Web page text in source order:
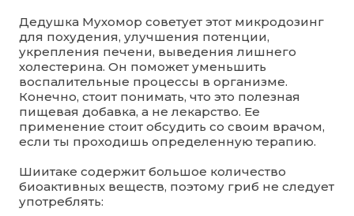
Дедушка Мухомор советует этот микродозинг
для похудения, улучшения потенции,
укрепления печени, выведения лишнего
холестерина. Он поможет уменьшить
воспалительные процессы в организме.
Конечно, стоит понимать, что это полезная
пищевая добавка, а не лекарство. Ее
применение стоит обсудить со своим врачом,
если ты проходишь определенную терапию.
Шиитаке содержит большое количество
биоактивных веществ, поэтому гриб не следует
употреблять: